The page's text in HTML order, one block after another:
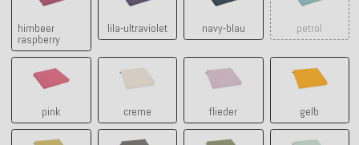
himbeer
raspberry
lila-ultraviolet navy-blau petrol
pink
pink
creme
creme
flieder
flieder
gelb
gelb
grün grau lindgrün manzana